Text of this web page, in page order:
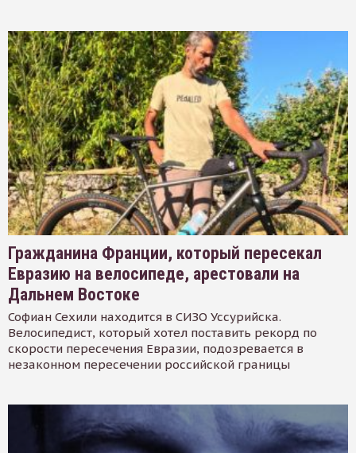
Гражданина Франции, который пересекал
Евразию на велосипеде, арестовали на
Дальнем Востоке
Софиан Сехили находится в СИЗО Уссурийска.
Велосипедист, который хотел поставить рекорд по
скорости пересечения Евразии, подозревается в
незаконном пересечении российской границы